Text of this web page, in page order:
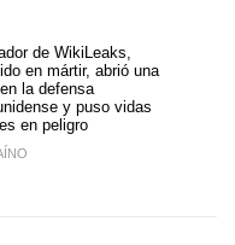
de WikiLeaks,
en mártir, abrió una
la defensa
y puso vidas
en peligro